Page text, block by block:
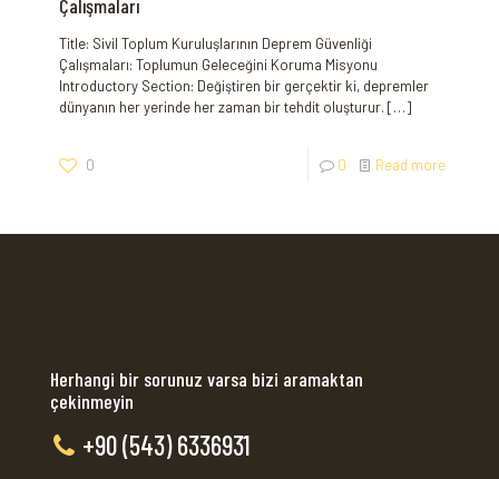
Çalışmaları
Title: Sivil Toplum Kuruluşlarının Deprem Güvenliği
Çalışmaları: Toplumun Geleceğini Koruma Misyonu
Introductory Section: Değiştiren bir gerçektir ki, depremler
dünyanın her yerinde her zaman bir tehdit oluşturur. […]
0 0 Read more
Herhangi bir sorunuz varsa bizi aramaktan
çekinmeyin
+90 (543) 6336931